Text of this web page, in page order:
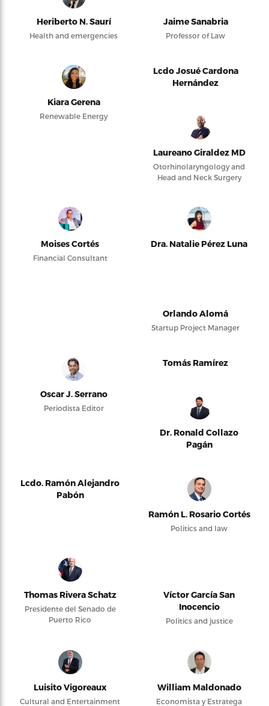
Heriberto N. Saurí
Health and emergencies
Jaime Sanabria
Professor of Law
Kiara Gerena
Renewable Energy
Lcdo Josué Cardona
Hernández
Laureano Giraldez MD
Otorhinolaryngology and
Head and Neck Surgery
Moises Cortés
Financial Consultant
Dra. Natalie Pérez Luna
Orlando Alomá
Startup Project Manager
Oscar J. Serrano
Periodista Editor
Tomás Ramírez
Dr. Ronald Collazo
Pagán
Lcdo. Ramón Alejandro
Pabón
Ramón L. Rosario Cortés
Politics and law
Thomas Rivera Schatz
Presidente del Senado de
Puerto Rico
Víctor García San
Inocencio
Politics and justice
Luisito Vigoreaux
Cultural and Entertainment
William Maldonado
Economista y Estratega